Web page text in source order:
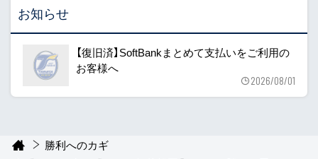
お知らせ
【復旧済】SoftBankまとめて支払いをご利用の
お客様へ
2026/08/01
勝利へのカギ